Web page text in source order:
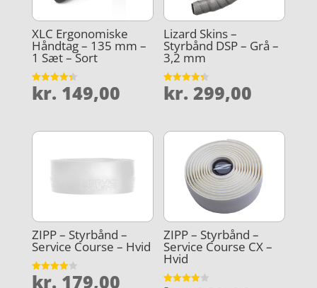
XLC Ergonomiske
Håndtag – 135 mm –
1 Sæt – Sort
Vurderet
4.3
kr. 149,00
Lizard Skins –
Styrbånd DSP – Grå –
3,2 mm
Vurderet
4.3
kr. 299,00
ZIPP – Styrbånd –
Service Course – Hvid
Vurderet
kr. 179,00
ZIPP – Styrbånd –
Service Course CX –
Hvid